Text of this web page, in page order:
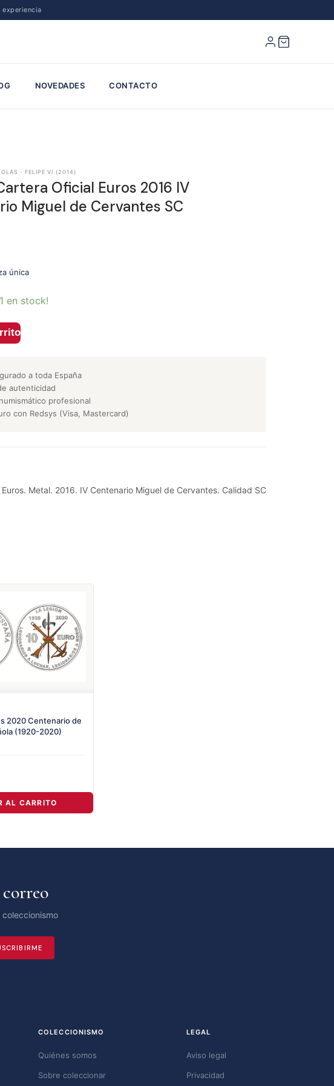
experiencia
NOVEDADES CONTACTO
· FELIPE VI (2014)
Oficial Euros 2016 IV
Miguel de Cervantes SC
única
en stock!
a toda España
autenticidad
profesional
con Redsys (Visa, Mastercard)
Metal. 2016. IV Centenario Miguel de Cervantes. Calidad SC
2020 Centenario de
(1920-2020)
AL CARRITO
COLECCIONISMO
Quiénes somos
Sobre coleccionar
LEGAL
Aviso legal
Privacidad